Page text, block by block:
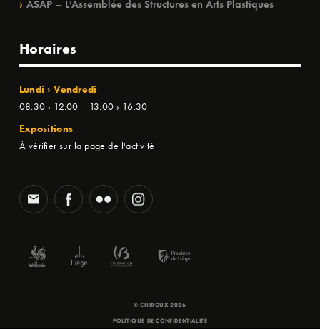
ASAP – L’Assemblée des Structures en Arts Plastiques
Horaires
Lundi › Vendredi
08:30 › 12:00 | 13:00 › 16:30
Expositions
À vérifier sur la page de l'activité
© CHIROUX 2026
POLITIQUE DE CONFIDENTIALITÉ